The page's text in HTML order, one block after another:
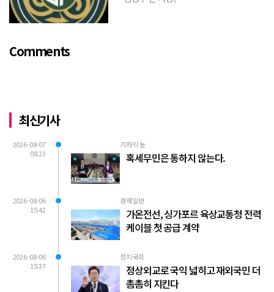
Comments
최신기사
2026-08-07
08:23
기자의 눈
혹세무민은 통하지 않는다.
2026-08-06
15:42
경제일반
가온전선, 싱가포르 육상교통청 전력
케이블 첫 공급 계약
2026-08-06
15:37
정치국회
정상외교로 국익 넓히고 재외국민 더
촘촘히 지킨다